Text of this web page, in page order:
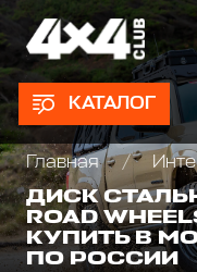
КАТАЛОГ
Главная
ДИСК
ROAD
КУПИТЬ В
ПО РОССИИ